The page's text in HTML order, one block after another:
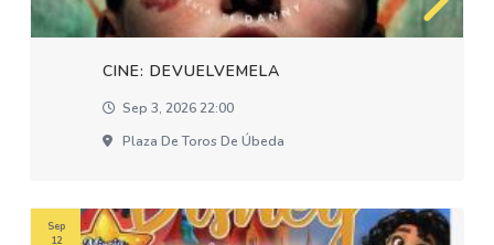
CINE: DEVUELVEMELA
Sep 3, 2026 22:00
Plaza De Toros De Úbeda
Sep
12